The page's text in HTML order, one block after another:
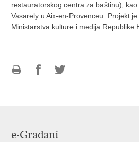
restauratorskog centra za baštinu),
Vasarely u Aix-en-Provenceu. Projekt
Ministarstva kulture i medija Republike
e-Građani